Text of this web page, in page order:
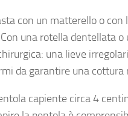
con un matterello o
una rotella dentellata
una lieve
da garantire una cottura
capiente circa 4